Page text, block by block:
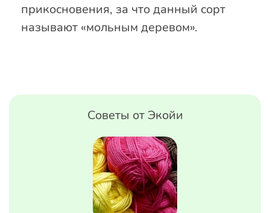
прикосновения, за что данный сорт
называют «мольным деревом».
Советы от Экойи